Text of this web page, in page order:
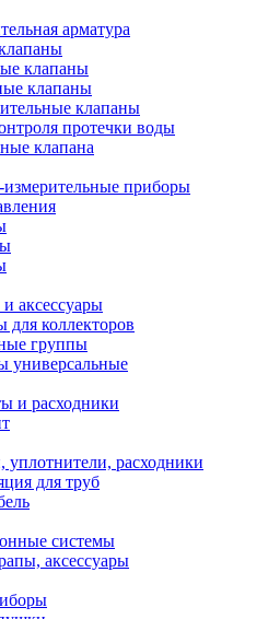
арматура
клапаны
клапаны
клапаны
протечки воды
клапана
приборы
аксессуары
для коллекторов
группы
универсальные
и расходники
уплотнители, расходники
для труб
системы
аксессуары